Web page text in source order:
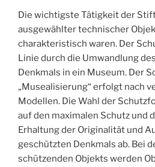
Die wichtigste Tätigkeit der
ausgewählter technischer
charakteristisch waren. Der
Linie durch die Umwandlung
Denkmals in ein Museum. Der
„Musealisierung“ erfolgt nach
Modellen. Die Wahl der
auf den maximalen Schutz und
Erhaltung der Originalität und
geschützten Denkmals ab. Bei
schützenden Objekts werden